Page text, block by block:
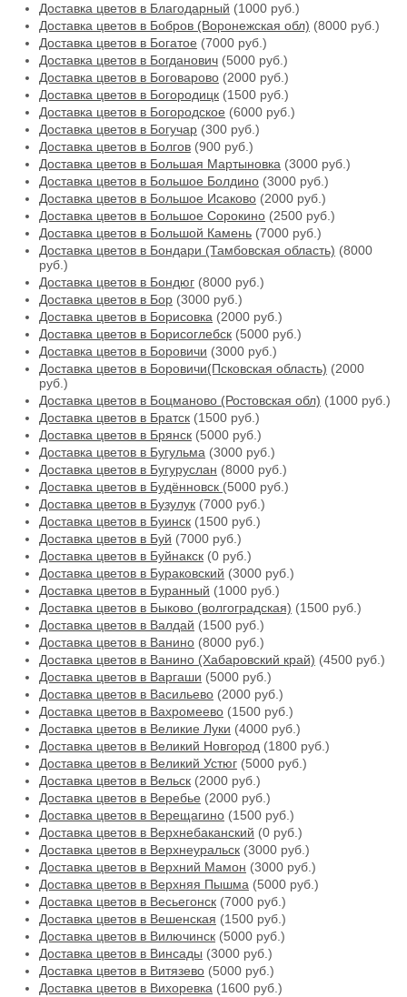
Доставка цветов в Благодарный (1000 руб.)
Доставка цветов в Бобров (Воронежская обл) (8000 руб.)
Доставка цветов в Богатое (7000 руб.)
Доставка цветов в Богданович (5000 руб.)
Доставка цветов в Боговарово (2000 руб.)
Доставка цветов в Богородицк (1500 руб.)
Доставка цветов в Богородское (6000 руб.)
Доставка цветов в Богучар (300 руб.)
Доставка цветов в Болгов (900 руб.)
Доставка цветов в Большая Мартыновка (3000 руб.)
Доставка цветов в Большое Болдино (3000 руб.)
Доставка цветов в Большое Исаково (2000 руб.)
Доставка цветов в Большое Сорокино (2500 руб.)
Доставка цветов в Большой Камень (7000 руб.)
Доставка цветов в Бондари (Тамбовская область) (8000
руб.)
Доставка цветов в Бондюг (8000 руб.)
Доставка цветов в Бор (3000 руб.)
Доставка цветов в Борисовка (2000 руб.)
Доставка цветов в Борисоглебск (5000 руб.)
Доставка цветов в Боровичи (3000 руб.)
Доставка цветов в Боровичи(Псковская область) (2000
руб.)
Доставка цветов в Боцманово (Ростовская обл) (1000 руб.)
Доставка цветов в Братск (1500 руб.)
Доставка цветов в Брянск (5000 руб.)
Доставка цветов в Бугульма (3000 руб.)
Доставка цветов в Бугуруслан (8000 руб.)
Доставка цветов в Будённовск (5000 руб.)
Доставка цветов в Бузулук (7000 руб.)
Доставка цветов в Буинск (1500 руб.)
Доставка цветов в Буй (7000 руб.)
Доставка цветов в Буйнакск (0 руб.)
Доставка цветов в Бураковский (3000 руб.)
Доставка цветов в Буранный (1000 руб.)
Доставка цветов в Быково (волгоградская) (1500 руб.)
Доставка цветов в Валдай (1500 руб.)
Доставка цветов в Ванино (8000 руб.)
Доставка цветов в Ванино (Хабаровский край) (4500 руб.)
Доставка цветов в Варгаши (5000 руб.)
Доставка цветов в Васильево (2000 руб.)
Доставка цветов в Вахромеево (1500 руб.)
Доставка цветов в Великие Луки (4000 руб.)
Доставка цветов в Великий Новгород (1800 руб.)
Доставка цветов в Великий Устюг (5000 руб.)
Доставка цветов в Вельск (2000 руб.)
Доставка цветов в Веребье (2000 руб.)
Доставка цветов в Верещагино (1500 руб.)
Доставка цветов в Верхнебаканский (0 руб.)
Доставка цветов в Верхнеуральск (3000 руб.)
Доставка цветов в Верхний Мамон (3000 руб.)
Доставка цветов в Верхняя Пышма (5000 руб.)
Доставка цветов в Весьегонск (7000 руб.)
Доставка цветов в Вешенская (1500 руб.)
Доставка цветов в Вилючинск (5000 руб.)
Доставка цветов в Винсады (3000 руб.)
Доставка цветов в Витязево (5000 руб.)
Доставка цветов в Вихоревка (1600 руб.)